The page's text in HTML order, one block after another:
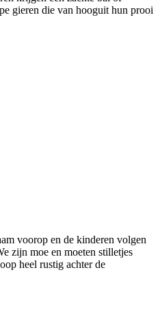
gieren die van hooguit hun prooi
voorop en de kinderen volgen
zijn moe en moeten stilletjes
heel rustig achter de